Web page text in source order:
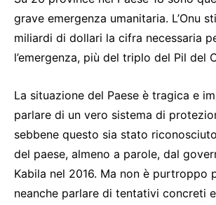
grave emergenza umanitaria. L’Onu
miliardi di dollari la cifra necessaria
l’emergenza, più del triplo del Pil del
La situazione del Paese è tragica e
parlare di un vero sistema di
sebbene questo sia stato
del paese, almeno a parole, dal
Kabila nel 2016. Ma non è purtroppo
neanche parlare di tentativi concreti